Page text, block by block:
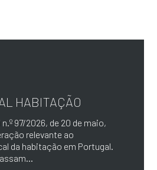
HABITAÇÃO
97/2026, de 20 de maio,
relevante ao
da habitação em Portugal.